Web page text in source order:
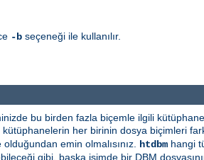
-b seçeneği ile kullanılır.
bu birden fazla biçemle ilgili
her birinin dosya biçimleri
emin olmalısınız. htdbm hangi
gibi, başka isimde bir DBM